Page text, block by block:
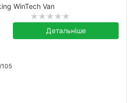
WinTech Van
Детальніше
105